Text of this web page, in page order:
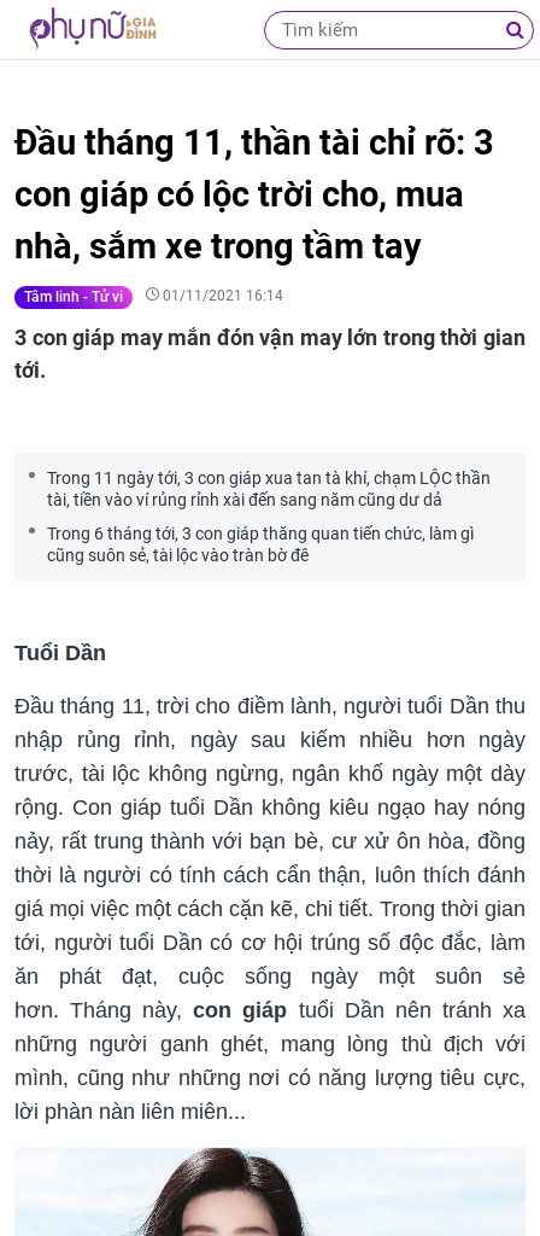
Đầu tháng 11, thần tài chỉ rõ: 3
con giáp có lộc trời cho, mua
nhà, sắm xe trong tầm tay
Tâm linh - Tử vi 01/11/2021 16:14
3 con giáp may mắn đón vận may lớn trong thời gian
tới.
Trong 11 ngày tới, 3 con giáp xua tan tà khí, chạm LỘC thần
tài, tiền vào ví rủng rỉnh xài đến sang năm cũng dư dả
Trong 6 tháng tới, 3 con giáp thăng quan tiến chức, làm gì
cũng suôn sẻ, tài lộc vào tràn bờ đê
Tuổi Dần
Đầu tháng 11, trời cho điềm lành, người tuổi Dần thu
nhập rủng rỉnh, ngày sau kiếm nhiều hơn ngày
trước, tài lộc không ngừng, ngân khố ngày một dày
rộng. Con giáp tuổi Dần không kiêu ngạo hay nóng
nảy, rất trung thành với bạn bè, cư xử ôn hòa, đồng
thời là người có tính cách cẩn thận, luôn thích đánh
giá mọi việc một cách cặn kẽ, chi tiết. Trong thời gian
tới, người tuổi Dần có cơ hội trúng số độc đắc, làm
ăn phát đạt, cuộc sống ngày một suôn sẻ
hơn. Tháng này,con giáp tuổi Dần nên tránh xa
những người ganh ghét, mang lòng thù địch với
mình, cũng như những nơi có năng lượng tiêu cực,
lời phàn nàn liên miên...